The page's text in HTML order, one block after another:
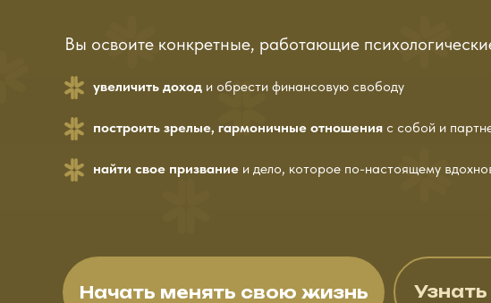
Начать менять свою жизнь
Вы освоите конкретные, работающие
построить зрелые, гармоничные отношения с собой и
найти свое призвание и дело, которое по-настоящему
увеличить доход и обрести финансовую свободу